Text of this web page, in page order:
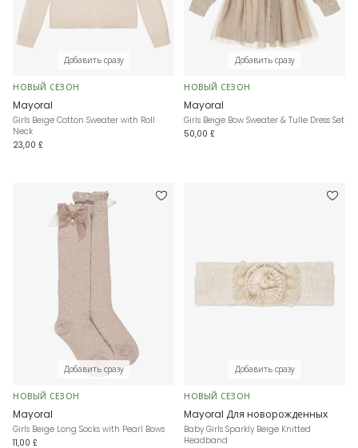
Добавить сразу
НОВЫЙ СЕЗОН
Mayoral
Girls Beige Cotton Sweater with Roll
Neck
23,00 £
Добавить сразу
НОВЫЙ СЕЗОН
Mayoral
Girls Beige Bow Sweater & Tulle Dress Set
50,00 £
Добавить сразу
НОВЫЙ СЕЗОН
Mayoral
Girls Beige Long Socks with Pearl Bows
11,00 £
Добавить сразу
НОВЫЙ СЕЗОН
Mayoral Для новорожденных
Baby Girls Sparkly Beige Knitted
Headband